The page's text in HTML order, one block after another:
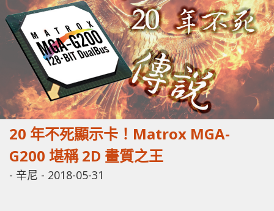
20 年不死顯示卡！Matrox MGA-
G200 堪稱 2D 畫質之王
- 辛尼 - 2018-05-31